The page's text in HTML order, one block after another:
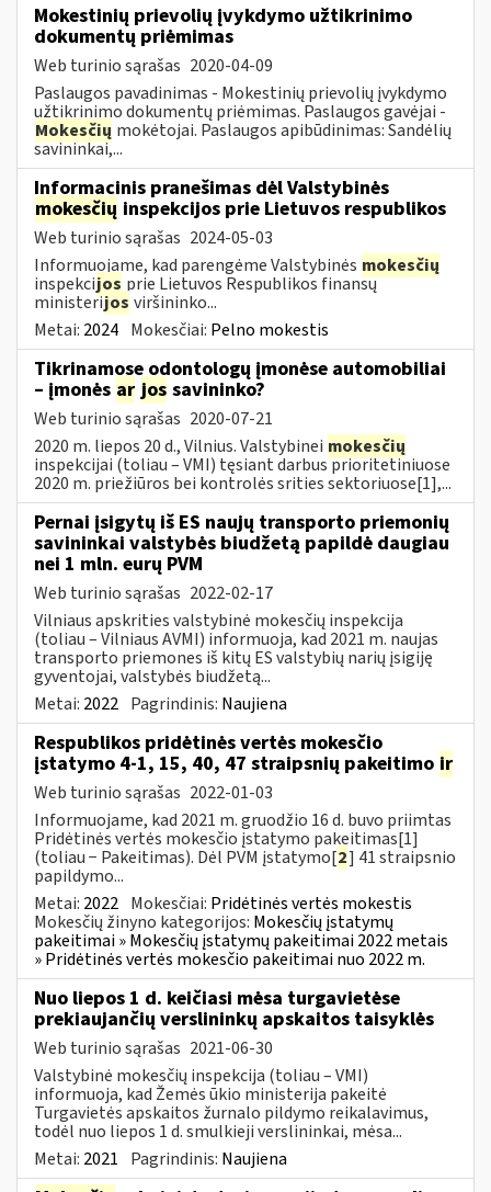
Mokestinių prievolių įvykdymo užtikrinimo
dokumentų priėmimas
Web turinio sąrašas 2020-04-09
Paslaugos pavadinimas - Mokestinių prievolių įvykdymo
užtikrinimo dokumentų priėmimas. Paslaugos gavėjai -
Mokesčių mokėtojai. Paslaugos apibūdinimas: Sandėlių
savininkai,...
Informacinis pranešimas dėl Valstybinės
mokesčių inspekcijos prie Lietuvos respublikos
Web turinio sąrašas 2024-05-03
Informuojame, kad parengėme Valstybinės mokesčių
inspekcijos prie Lietuvos Respublikos finansų
ministerijos viršininko...
Metai: 2024 Mokesčiai: Pelno mokestis
Tikrinamose odontologų įmonėse automobiliai
– įmonės ar jos savininko?
Web turinio sąrašas 2020-07-21
2020 m. liepos 20 d., Vilnius. Valstybinei mokesčių
inspekcijai (toliau – VMI) tęsiant darbus prioritetiniuose
2020 m. priežiūros bei kontrolės srities sektoriuose[1],...
Pernai įsigytų iš ES naujų transporto priemonių
savininkai valstybės biudžetą papildė daugiau
nei 1 mln. eurų PVM
Web turinio sąrašas 2022-02-17
Vilniaus apskrities valstybinė mokesčių inspekcija
(toliau – Vilniaus AVMI) informuoja, kad 2021 m. naujas
transporto priemones iš kitų ES valstybių narių įsigiję
gyventojai, valstybės biudžetą...
Metai: 2022 Pagrindinis: Naujiena
Respublikos pridėtinės vertės mokesčio
įstatymo 4-1, 15, 40, 47 straipsnių pakeitimo ir
Web turinio sąrašas 2022-01-03
Informuojame, kad 2021 m. gruodžio 16 d. buvo priimtas
Pridėtinės vertės mokesčio įstatymo pakeitimas[1]
(toliau − Pakeitimas). Dėl PVM įstatymo[2] 41 straipsnio
papildymo...
Metai: 2022 Mokesčiai: Pridėtinės vertės mokestis
Mokesčių žinyno kategorijos: Mokesčių įstatymų
pakeitimai » Mokesčių įstatymų pakeitimai 2022 metais
» Pridėtinės vertės mokesčio pakeitimai nuo 2022 m.
Nuo liepos 1 d. keičiasi mėsa turgavietėse
prekiaujančių verslininkų apskaitos taisyklės
Web turinio sąrašas 2021-06-30
Valstybinė mokesčių inspekcija (toliau – VMI)
informuoja, kad Žemės ūkio ministerija pakeitė
Turgavietės apskaitos žurnalo pildymo reikalavimus,
todėl nuo liepos 1 d. smulkieji verslininkai, mėsa...
Metai: 2021 Pagrindinis: Naujiena